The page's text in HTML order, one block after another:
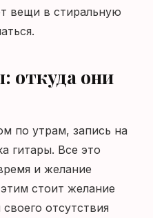
вещи в стиральную
откуда они
по утрам, запись на
гитары. Все это
и желание
стоит желание
отсутствия